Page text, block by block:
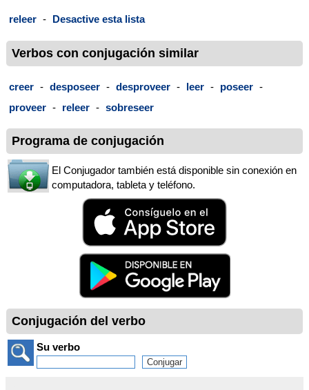
releer - Desactive esta lista
Verbos con conjugación similar
creer - desposeer - desproveer - leer - poseer -
proveer - releer - sobreseer
Programa de conjugación
El Conjugador también está disponible sin conexión en
computadora, tableta y teléfono.
Conjugación del verbo
Su verbo